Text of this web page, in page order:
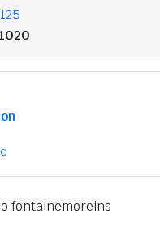
fontainemoreins